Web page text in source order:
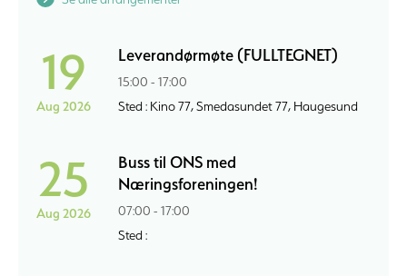
19
Aug 2026
Leverandørmøte (FULLTEGNET)
15:00 - 17:00
Sted : Kino 77, Smedasundet 77, Haugesund
25
Aug 2026
Buss til ONS med
Næringsforeningen!
07:00 - 17:00
Sted :